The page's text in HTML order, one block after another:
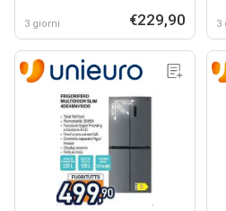
3 giorni €229,90 3